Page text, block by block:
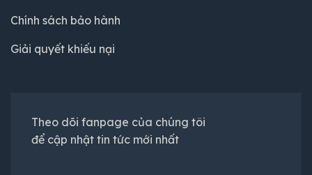
Chính sách bảo hành
Giải quyết khiếu nại
Theo dõi fanpage của chúng tôi
để cập nhật tin tức mới nhất